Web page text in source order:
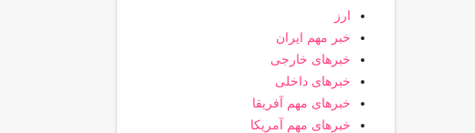
ارز
خبر مهم ایران
خبرهای خارجی
خبرهای داخلی
خبرهای مهم آفریقا
خبرهای مهم آمریکا